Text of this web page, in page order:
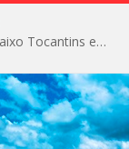
Igarapé-Miri conquista o melhor IDEB do Baixo Tocantins e avança na qualidade da educação pública